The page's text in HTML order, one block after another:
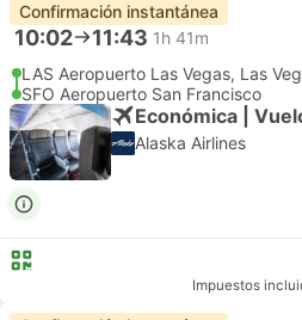
Confirmación instantánea
10:02 11:43 1h 41m
LAS Aeropuerto Las Vegas, Las
SFO Aeropuerto San Francisco
Económica |
Alaska Airlines
Impuestos